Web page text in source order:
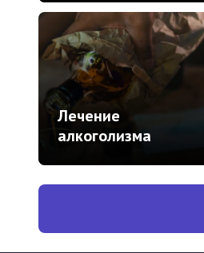
Лечение
алкоголизма